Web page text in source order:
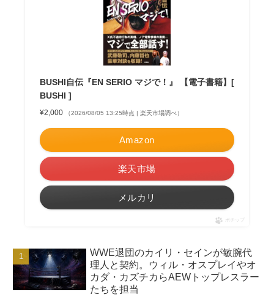
BUSHI自伝『EN SERIO マジで！』 【電子書籍】[
BUSHI ]
¥2,000 （2026/08/05 13:25時点 | 楽天市場調べ）
Amazon
楽天市場
メルカリ
ポチップ
WWE退団のカイリ・セインが敏腕代
理人と契約。ウィル・オスプレイやオ
カダ・カズチカらAEWトップレスラー
たちを担当